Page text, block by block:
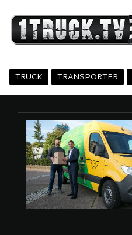
TRUCK TRANSPORTER